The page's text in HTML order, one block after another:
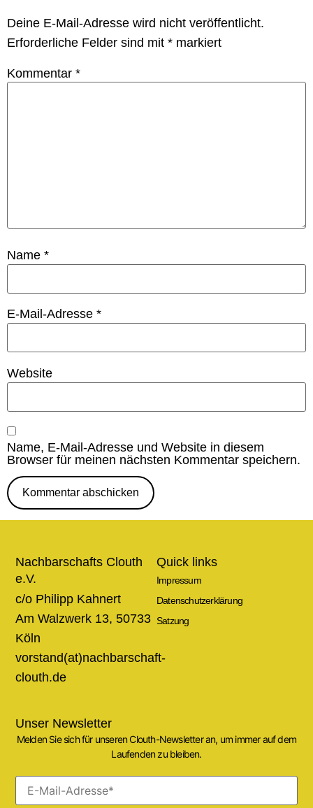
Deine E-Mail-Adresse wird nicht veröffentlicht.
Erforderliche Felder sind mit * markiert
Kommentar *
Name *
E-Mail-Adresse *
Website
Name, E-Mail-Adresse und Website in diesem
Browser für meinen nächsten Kommentar speichern.
Quick links
Impressum
Datenschutzerklärung
Satzung
Nachbarschafts Clouth
e.V.
c/o Philipp Kahnert
Am Walzwerk 13, 50733
Köln
vorstand(at)nachbarschaft-
clouth.de
Unser Newsletter
Melden Sie sich für unseren Clouth-Newsletter an, um immer auf dem
Laufenden zu bleiben.